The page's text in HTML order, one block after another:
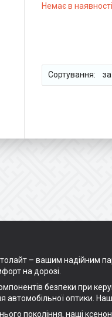
Немає в наявності
– вашим надійним
на дорозі.
безпеки при
оптики.
покоління, наші